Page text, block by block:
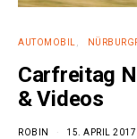
AUTOMOBIL
Carfreitag
& Videos
ROBIN 15. APRIL 2017